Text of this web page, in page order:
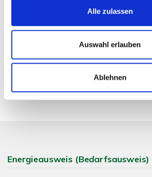
Alle zulassen
Auswahl erlauben
Ablehnen
Telefon: 00497121164415
Energieausweis (Bedarfsausweis)